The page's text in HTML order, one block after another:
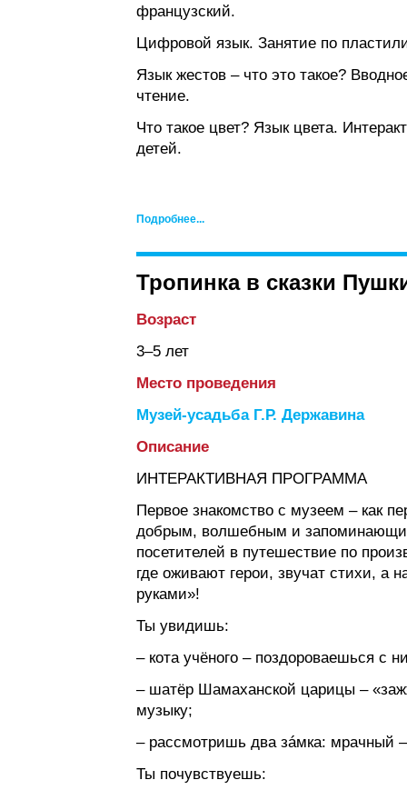
французский.
Цифровой язык. Занятие по
Язык жестов – что это такое?
чтение.
Что такое цвет? Язык цвета.
детей.
Подробнее...
Тропинка в сказки
Возраст
3–5 лет
Место проведения
Музей-усадьба Г.Р. Державина
Описание
ИНТЕРАКТИВНАЯ ПРОГРАММА
Первое знакомство с музеем – как
добрым, волшебным и
посетителей в путешествие по
где оживают герои, звучат стихи, а
руками»!
Ты увидишь:
– кота учёного – поздороваешься с
– шатёр Шамаханской царицы –
музыку;
– рассмотришь два зáмка: мрачный
Ты почувствуешь: